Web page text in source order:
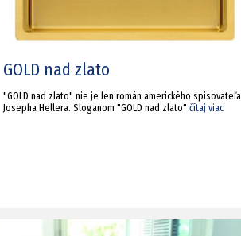
GOLD nad zlato
"GOLD nad zlato" nie je len román amerického spisovateľa
Josepha Hellera. Sloganom "GOLD nad zlato" čítaj viac